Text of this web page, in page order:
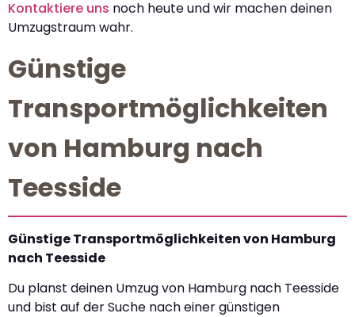
Kontaktiere uns noch heute und wir machen deinen
Umzugstraum wahr.
Günstige
Transportmöglichkeiten
von Hamburg nach
Teesside
Günstige Transportmöglichkeiten von Hamburg
nach Teesside
Du planst deinen Umzug von Hamburg nach Teesside
und bist auf der Suche nach einer günstigen